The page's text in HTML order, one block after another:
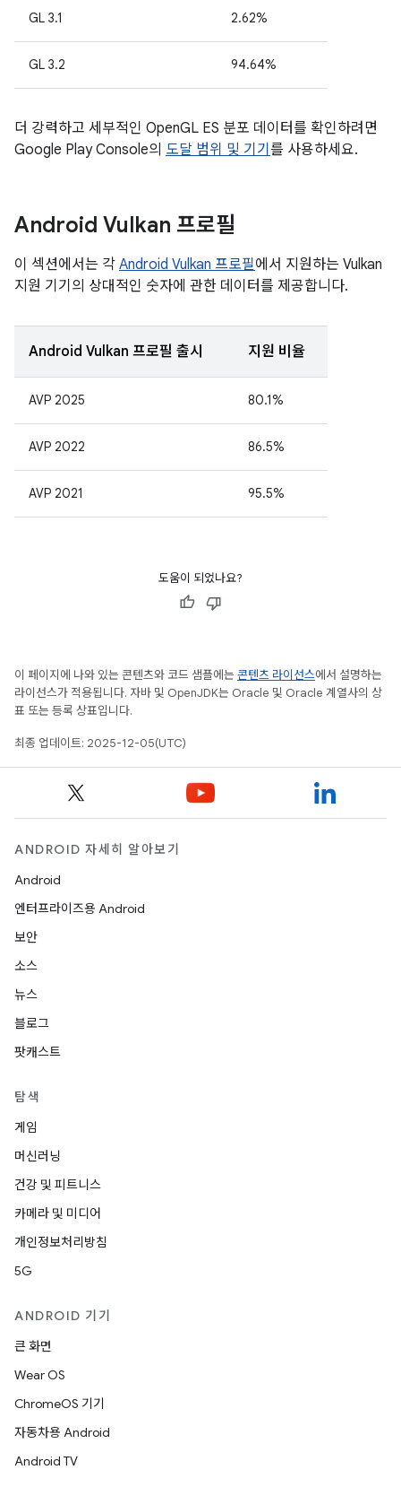
GL 3.1 2.62%
GL 3.2 94.64%
더 강력하고 세부적인 OpenGL ES 분포 데이터를 확인하려면
Google Play Console의 도달 범위 및 기기 를 사용하세요.
Android Vulkan 프로필
이 섹션에서는 각 Android Vulkan 프로필에서 지원하는 Vulkan
지원 기기의 상대적인 숫자에 관한 데이터를 제공합니다.
Android Vulkan 프로필 출시 지원 비율
AVP 2025 80.1%
AVP 2022 86.5%
AVP 2021 95.5%
도움이 되었나요?
이 페이지에 나와 있는 콘텐츠와 코드 샘플에는 콘텐츠 라이선스에서 설명하는
라이선스가 적용됩니다. 자바 및 OpenJDK는 Oracle 및 Oracle 계열사의 상
표 또는 등록 상표입니다.
최종 업데이트: 2025-12-05(UTC)
ANDROID 자세히 알아보기
Android
엔터프라이즈용 Android
보안
소스
뉴스
블로그
팟캐스트
탐색
게임
머신러닝
건강 및 피트니스
카메라 및 미디어
개인정보처리방침
5G
ANDROID 기기
큰 화면
Wear OS
ChromeOS 기기
자동차용 Android
Android TV